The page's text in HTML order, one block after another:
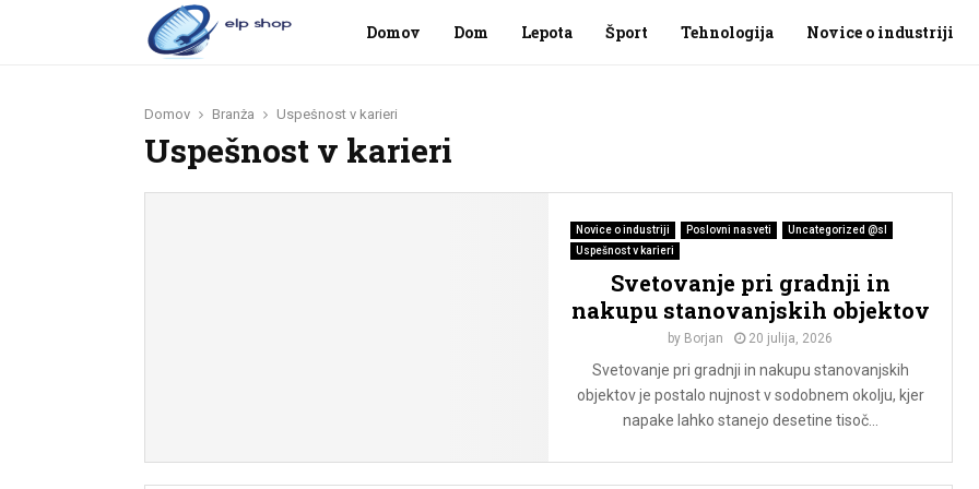
Domov Dom Lepota Šport Tehnologija Novice o industriji
Domov Branža Uspešnost v karieri
Uspešnost v karieri
Novice o industriji Poslovni nasveti
Uncategorized @sl
Uspešnost v karieri
Svetovanje pri gradnji in
nakupu stanovanjskih objektov
by Borjan 20 julija, 2026
Svetovanje pri gradnji in nakupu stanovanjskih
objektov je postalo nujnost v sodobnem okolju, kjer
napake lahko stanejo desetine tisoč...